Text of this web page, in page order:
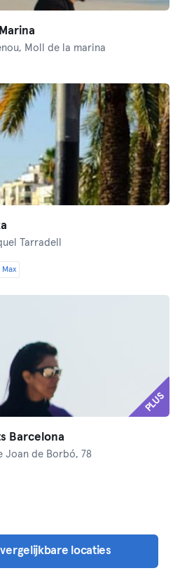
Moll de la marina
Tarradell
Max
PLUS
Barcelona
Joan de Borbó, 78
locaties